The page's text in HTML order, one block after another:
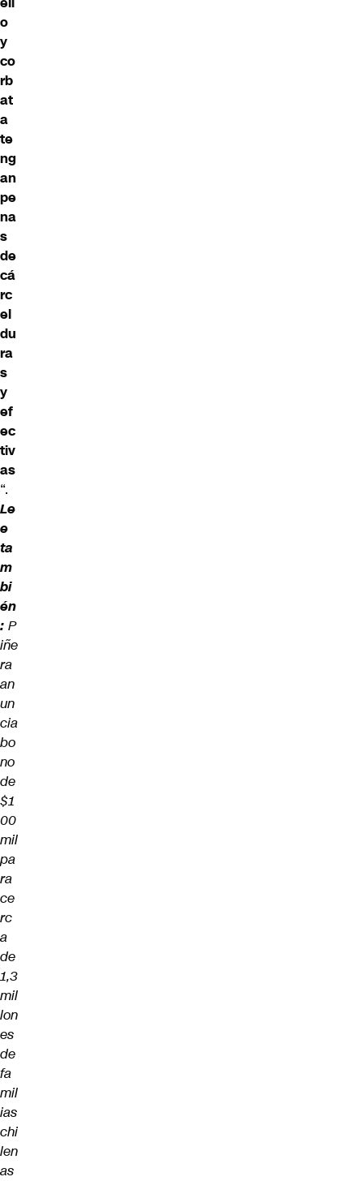
o
y
co
rb
at
a
te
ng
an
pe
na
s
de
cá
rc
el
du
ra
s
y
ef
ec
tiv
as
“.
Le
e
ta
m
bi
én
: P
iñe
ra
an
un
cia
bo
no
de
$1
00
mil
pa
ra
ce
rc
a
de
1,3
mil
lon
es
de
fa
mil
ias
chi
len
as